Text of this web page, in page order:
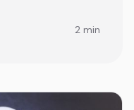
2 min